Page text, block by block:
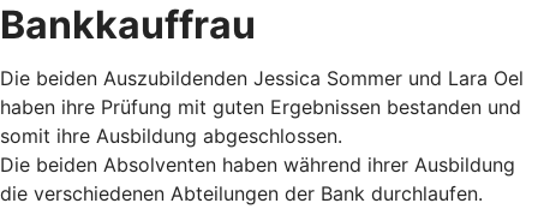
Bankkauffrau
Die beiden Auszubildenden Jessica Sommer und Lara Oel
haben ihre Prüfung mit guten Ergebnissen bestanden und
somit ihre Ausbildung abgeschlossen.
Die beiden Absolventen haben während ihrer Ausbildung
die verschiedenen Abteilungen der Bank durchlaufen.